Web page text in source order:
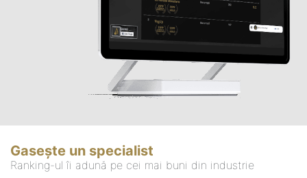
Gasește un specialist
Ranking-ul îi adună pe cei mai buni din industrie